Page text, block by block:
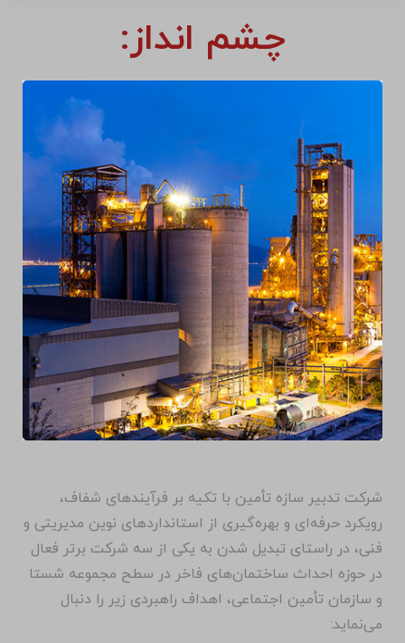
چشم انداز:
شرکت تدبیر سازه تأمین با تکیه بر فرآیندهای شفاف،
رویکرد حرفه‌ای و بهره‌گیری از استانداردهای نوین مدیریتی و
فنی، در راستای تبدیل شدن به یکی از سه شرکت برتر فعال
در حوزه احداث ساختمان‌های فاخر در سطح مجموعه شستا
و سازمان تأمین اجتماعی، اهداف راهبردی زیر را دنبال
می‌نماید: